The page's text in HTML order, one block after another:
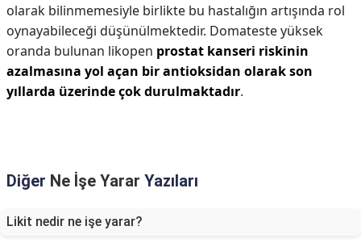
olarak bilinmemesiyle birlikte bu hastalığın artışında rol
oynayabileceği düşünülmektedir. Domateste yüksek
oranda bulunan likopen prostat kanseri riskinin
azalmasına yol açan bir antioksidan olarak son
yıllarda üzerinde çok durulmaktadır.
Diğer Ne İşe Yarar Yazıları
Likit nedir ne işe yarar?